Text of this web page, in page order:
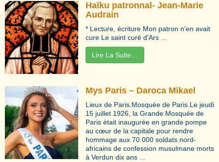
Haïku patronnal- Jean-Marie
Audrain
* Lecture, écriture Mon patron n'en avait
cure Le saint curé d'Ars ...
Lire La Suite…
Mys Paris – Daroca Mikael
Lieux de Paris.Mosquée de Paris.Le jeudi
15 juillet 1926, la Grande Mosquée de
Paris était inaugurée en grande pompe
au cœur de la capitale pour rendre
hommage aux 70 000 soldats nord-
africains de confession musulmane morts
à Verdun dix ans ...